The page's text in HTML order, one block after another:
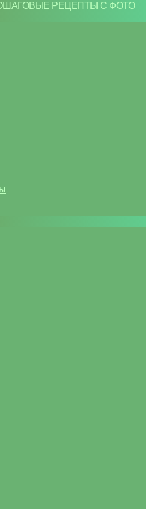
РЕЦЕПТЫ С ФОТО